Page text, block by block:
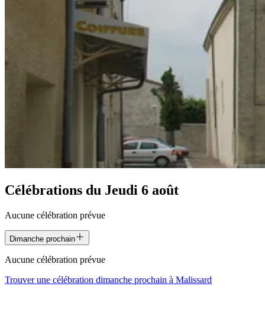
Célébrations du Jeudi 6 août
Aucune célébration prévue
Dimanche prochain
Aucune célébration prévue
Trouver une célébration dimanche prochain à Malissard